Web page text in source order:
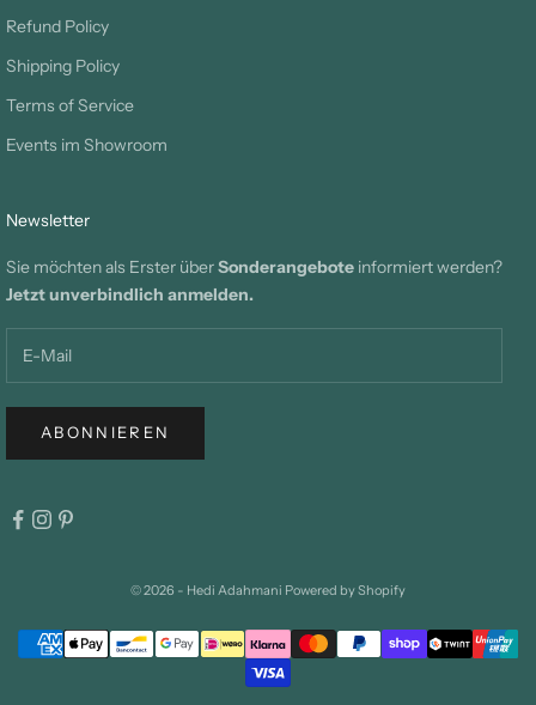
Refund Policy
Shipping Policy
Terms of Service
Events im Showroom
Newsletter
Sie möchten als Erster überSonderangebote informiert werden?
Jetzt unverbindlich anmelden.
ABONNIEREN
© 2026 - Hedi Adahmani Powered by Shopify